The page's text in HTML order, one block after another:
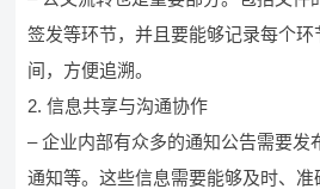
签发等环节，并且要能够记录每个
间，方便追溯。
2. 信息共享与沟通协作
– 企业内部有众多的通知公告需要发
通知等。这些信息需要能够及时、